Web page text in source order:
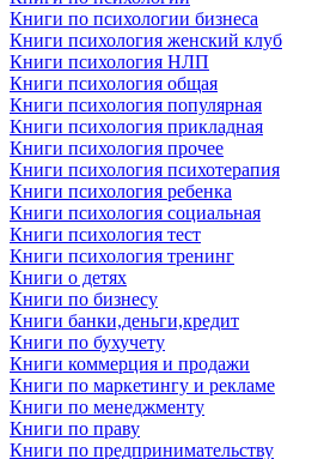
Книги по психологии бизнеса
Книги психология женский клуб
Книги психология НЛП
Книги психология общая
Книги психология популярная
Книги психология прикладная
Книги психология прочее
Книги психология психотерапия
Книги психология ребенка
Книги психология социальная
Книги психология тест
Книги психология тренинг
Книги о детях
Книги по бизнесу
Книги банки,деньги,кредит
Книги по бухучету
Книги коммерция и продажи
Книги по маркетингу и рекламе
Книги по менеджменту
Книги по праву
Книги по предпринимательству